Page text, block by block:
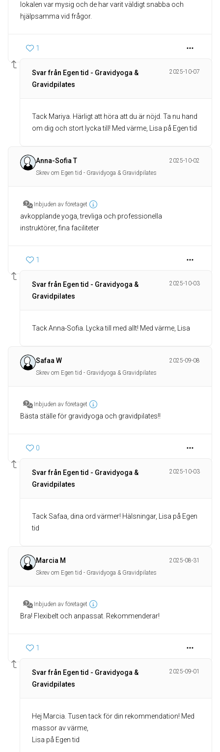
lokalen var mysig och de har varit väldigt snabba och
hjälpsamma vid frågor.
1
Svar från Egen tid - Gravidyoga &
Gravidpilates
2025-10-07
Tack Mariya. Härligt att höra att du är nöjd. Ta nu hand
om dig och stort lycka till! Med värme, Lisa på Egen tid
Anna-Sofia T
2025-10-02
Skrev om Egen tid - Gravidyoga & Gravidpilates
Inbjuden av företaget
avkopplande yoga, trevliga och professionella
instruktörer, fina faciliteter
1
Svar från Egen tid - Gravidyoga &
Gravidpilates
2025-10-03
Tack Anna-Sofia. Lycka till med allt! Med värme, Lisa
Safaa W
2025-09-08
Skrev om Egen tid - Gravidyoga & Gravidpilates
Inbjuden av företaget
Bästa ställe för gravidyoga och gravidpilates!!
0
Svar från Egen tid - Gravidyoga &
Gravidpilates
2025-10-03
Tack Safaa, dina ord värmer! Hälsningar, Lisa på Egen
tid
Marcia M
2025-08-31
Skrev om Egen tid - Gravidyoga & Gravidpilates
Inbjuden av företaget
Bra! Flexibelt och anpassat. Rekommenderar!
1
Svar från Egen tid - Gravidyoga &
Gravidpilates
2025-09-01
Hej Marcia. Tusen tack för din rekommendation! Med
massor av värme,
Lisa på Egen tid